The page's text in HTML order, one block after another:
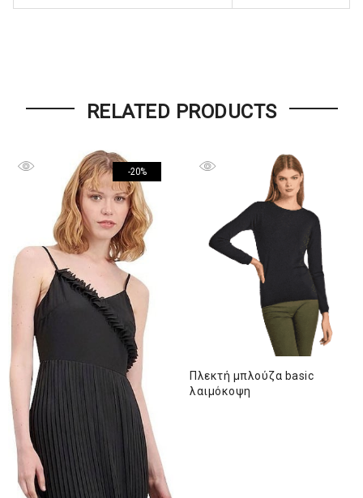
RELATED PRODUCTS
-20%
Πλεκτή μπλούζα basic
λαιμόκοψη